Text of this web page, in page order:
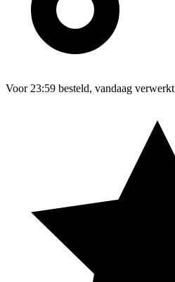
Voor 23:59 besteld, vandaag verwerkt